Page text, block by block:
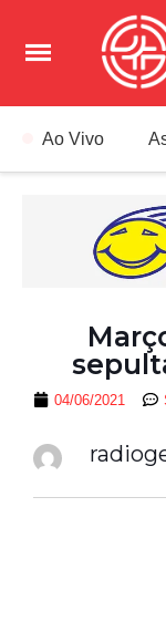
Ao Vivo
04/06/2021